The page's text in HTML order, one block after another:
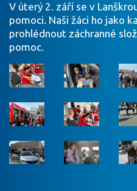
V úterý 2. září se v
pomoci. Naši žáci ho jako
prohlédnout záchranné
pomoc.